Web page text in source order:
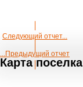
Следующий отчет...
...Предыдущий отчет
Картапоселка